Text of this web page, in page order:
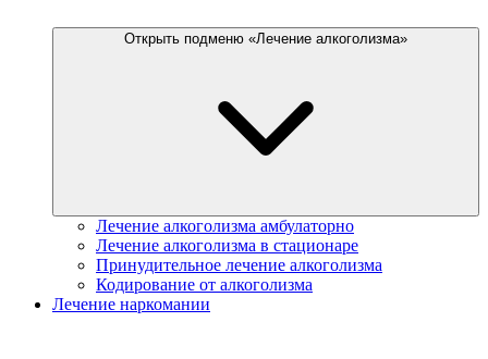
Открыть подменю «Лечение алкоголизма»
Лечение алкоголизма амбулаторно
Лечение алкоголизма в стационаре
Принудительное лечение алкоголизма
Кодирование от алкоголизма
Лечение наркомании